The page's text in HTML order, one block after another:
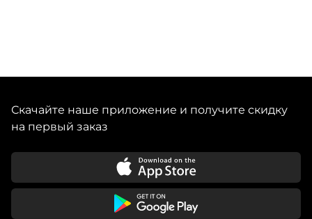
Скачайте наше приложение и получите скидку
на первый заказ